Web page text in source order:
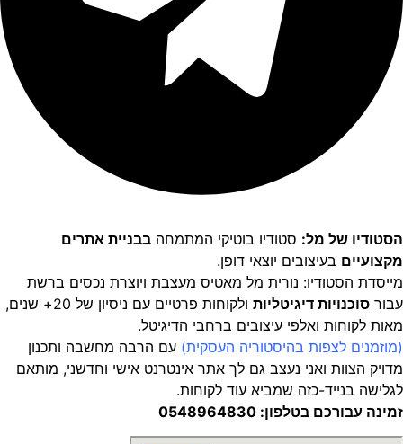
הסטודיו של מל: סטודיו בוטיקי המתמחה בבניית אתרים
מקצועיים בעיצובים יוצאי דופן.
מייסדת הסטודיו: נורית מל מאטיס מעצבת ויוצרת נכסים ברשת
עבור סוכנויות דיגיטליות
ולקוחות פרטיים עם ניסיון של 20+ שנים,
מאות לקוחות ואלפי עיצובים ברחבי הדיגיטל.
(מוזמנים לצפות בהיסטוריה העסקית) עם הרבה מחשבה ותכנון
מדויק הצוות ואני נעצב גם לך אתר אינטרנט אישי וחדשני, מותאם
לגלישה בנייד-כזה שמביא עוד לקוחות.
זמינה עבורכם בטלפון: 0548964830